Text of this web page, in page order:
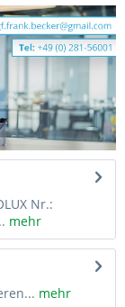
Nr.:
mehr
mehr